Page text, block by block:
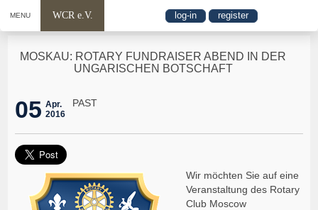
MENU WCR e.V. log-in register
MOSKAU: ROTARY FUNDRAISER ABEND IN DER
UNGARISCHEN BOTSCHAFT
05 Apr.
2016
PAST
Wir möchten Sie auf eine
Veranstaltung des Rotary
Club Moscow